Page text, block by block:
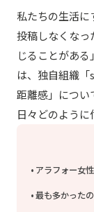
私たちの生活に
投稿しなくな
じることがあ
は、独自組織
距離感」につい
日々どのように
アラフォー女
最も多かった